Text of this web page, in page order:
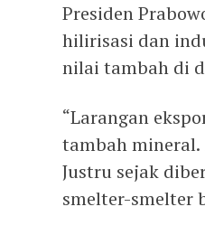
Presiden
hilirisasi dan
nilai tambah di
“Larangan
tambah
Justru sejak
smelter-smelter